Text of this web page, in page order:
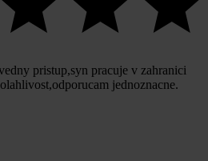
pristup,syn pracuje v zahranici
jednoznacne.